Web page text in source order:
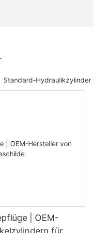
Standard-Hydraulikzylinder
| OEM-
für